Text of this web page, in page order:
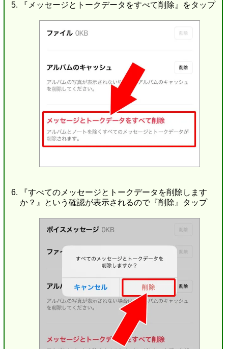
『メッセージとトークデータをすべて削除』をタップ
『すべてのメッセージとトークデータを削除します
か？』という確認が表示されるので『削除』タップ